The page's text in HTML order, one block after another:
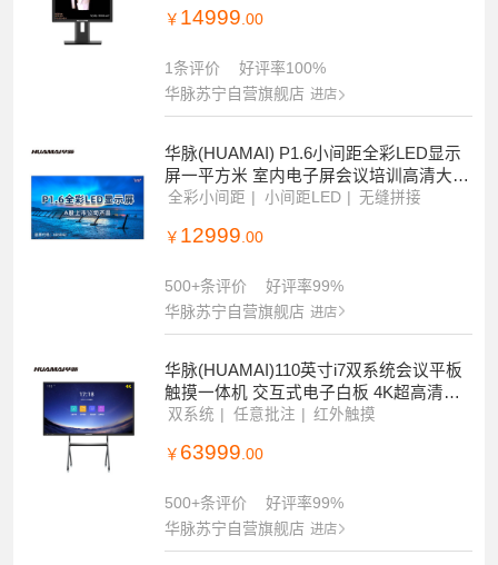
￥ 14999.00
1条评价
好评率100%
华脉苏宁自营旗舰店 进店
华脉(HUAMAI) P1.6小间距全彩LED显示
屏一平方米 室内电子屏会议培训高清大屏
幕 HM-DEP1.6-N
全彩小间距 小间距LED 无缝拼接
￥ 12999 .00
500+条评价
好评率99%
华脉苏宁自营旗舰店 进店
华脉(HUAMAI)110英寸i7双系统会议平板
触摸一体机 交互式电子白板 4K超高清触
控大屏幕 HM-D1107
双系统 任意批注 红外触摸
￥ 63999.00
500+条评价
好评率99%
华脉苏宁自营旗舰店 进店